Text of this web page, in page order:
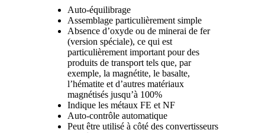
Auto-équilibrage
Assemblage particulièrement simple
Absence d’oxyde ou de minerai de fer
(version spéciale), ce qui est
particulièrement important pour des
produits de transport tels que, par
exemple, la magnétite, le basalte,
l’hématite et d’autres matériaux
magnétisés jusqu’à 100%
Indique les métaux FE et NF
Auto-contrôle automatique
Peut être utilisé à côté des convertisseurs